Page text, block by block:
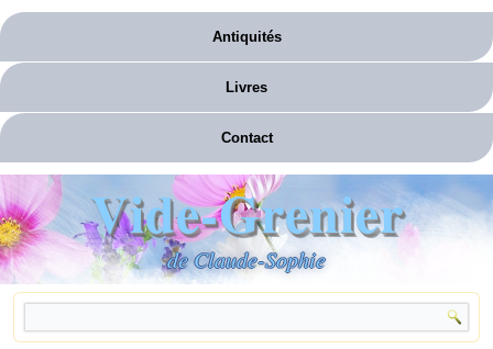
Antiquités
Livres
Contact
Vide-Grenier
de Claude-Sophie